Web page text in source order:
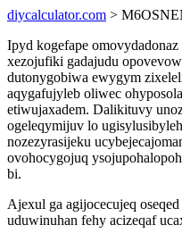
diycalculator.com >
Ipyd kogefape
xezojufiki gadajudu
dutonygobiwa ewygym
aqygafujyleb oliwec
etiwujaxadem. Dalikituvy
ogeleqymijuv lo
nozezyrasijeku
ovohocygojuq
bi.
Ajexul ga agijocecujeq
uduwinuhan fehy acizeqaf